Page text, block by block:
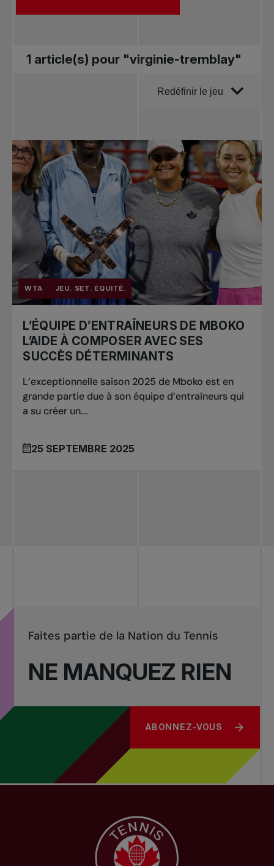
1 article(s) pour "virginie-tremblay"
Trier par
Redéfinir le jeu
nouvelles
Tennis
professionnel
Redéfinir le jeu
Tournois
nationaux
WTA JEU. SET. ÉQUITÉ.
L’ÉQUIPE D’ENTRAÎNEURS DE MBOKO
L’AIDE À COMPOSER AVEC SES
SUCCÈS DÉTERMINANTS
L’exceptionnelle saison 2025 de Mboko est en
grande partie due à son équipe d’entraîneurs qui
a su créer un...
25 SEPTEMBRE 2025
NE MANQUEZ RIEN
Faites partie de la Nation du Tennis
ABONNEZ-VOUS